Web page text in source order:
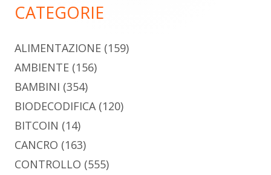
CATEGORIE
ALIMENTAZIONE (159)
AMBIENTE (156)
BAMBINI (354)
BIODECODIFICA (120)
BITCOIN (14)
CANCRO (163)
CONTROLLO (555)